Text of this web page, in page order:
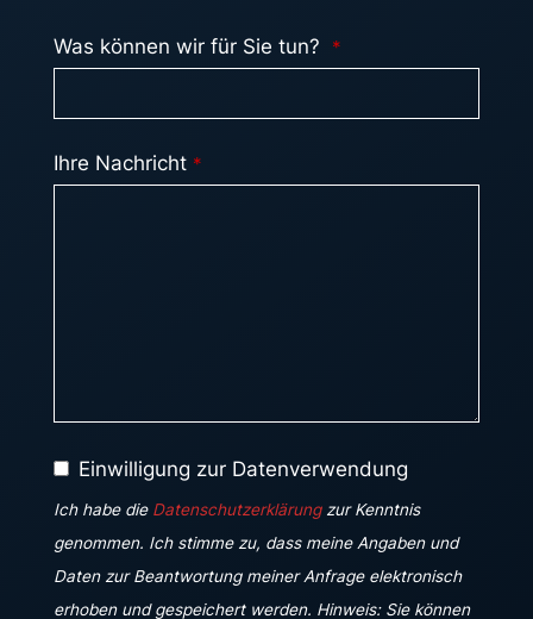
Was können wir für Sie tun? *
Ihre Nachricht *
Einwilligung zur Datenverwendung
Ich habe die Datenschutzerklärungzur Kenntnis
genommen. Ich stimme zu, dass meine Angaben und
Daten zur Beantwortung meiner Anfrage elektronisch
erhoben und gespeichert werden. Hinweis: Sie können